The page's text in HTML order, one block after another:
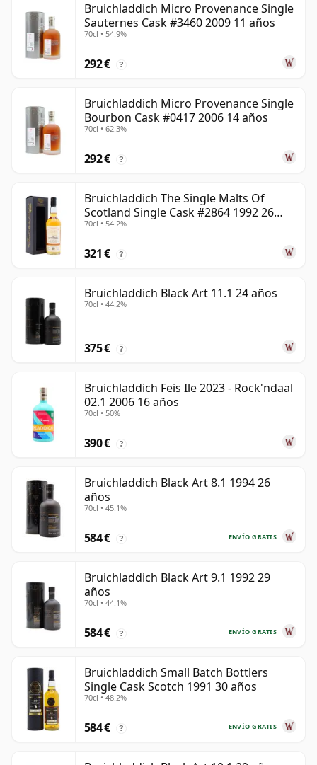
Bruichladdich Micro Provenance Single
Sauternes Cask #3460 2009 11 años
70cl • 54.9%
292 € ?
Bruichladdich Micro Provenance Single
Bourbon Cask #0417 2006 14 años
70cl • 62.3%
292 € ?
Bruichladdich The Single Malts Of
Scotland Single Cask #2864 1992 26
años
70cl • 54.2%
321 € ?
Bruichladdich Black Art 11.1 24 años
70cl • 44.2%
375 € ?
Bruichladdich Feis Ile 2023 - Rock'ndaal
02.1 2006 16 años
70cl • 50%
390 € ?
Bruichladdich Black Art 8.1 1994 26
años
70cl • 45.1%
ENVÍO GRATIS
584 € ?
Bruichladdich Black Art 9.1 1992 29
años
70cl • 44.1%
ENVÍO GRATIS
584 € ?
Bruichladdich Small Batch Bottlers
Single Cask Scotch 1991 30 años
70cl • 48.2%
ENVÍO GRATIS
584 € ?